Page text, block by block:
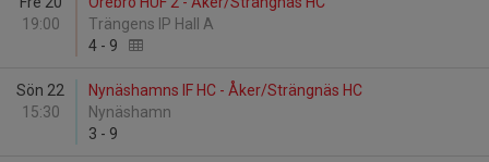
19:00
Trängens IP Hall A
4 - 9
Sön 22
15:30
Nynäshamns IF HC - Åker/Strängnäs HC
Nynäshamn
3 - 9